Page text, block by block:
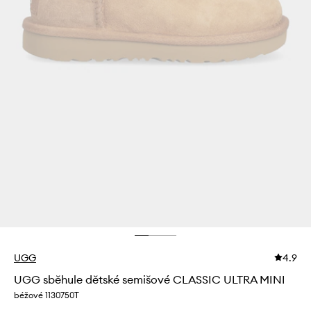
UGG 4.9
UGG sběhule dětské semišové CLASSIC ULTRA MINI
béžové 1130750T